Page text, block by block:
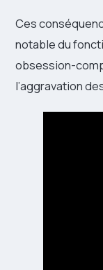
Ces
notable du
obsession-
l’aggravation